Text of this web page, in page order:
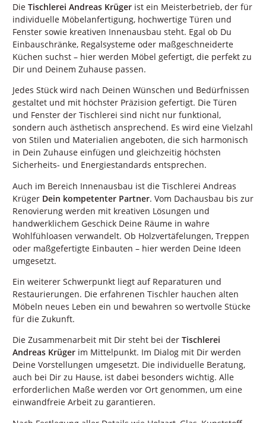
Die Tischlerei Andreas Krüger ist ein Meisterbetrieb, der für
individuelle Möbelanfertigung, hochwertige Türen und
Fenster sowie kreativen Innenausbau steht. Egal ob Du
Einbauschränke, Regalsysteme oder maßgeschneiderte
Küchen suchst – hier werden Möbel gefertigt, die perfekt zu
Dir und Deinem Zuhause passen.
Jedes Stück wird nach Deinen Wünschen und Bedürfnissen
gestaltet und mit höchster Präzision gefertigt. Die Türen
und Fenster der Tischlerei sind nicht nur funktional,
sondern auch ästhetisch ansprechend. Es wird eine Vielzahl
von Stilen und Materialien angeboten, die sich harmonisch
in Dein Zuhause einfügen und gleichzeitig höchsten
Sicherheits- und Energiestandards entsprechen.
Auch im Bereich Innenausbau ist die Tischlerei Andreas
Krüger Dein kompetenter Partner. Vom Dachausbau bis zur
Renovierung werden mit kreativen Lösungen und
handwerklichem Geschick Deine Räume in wahre
Wohlfühloasen verwandelt. Ob Holzvertäfelungen, Treppen
oder maßgefertigte Einbauten – hier werden Deine Ideen
umgesetzt.
Ein weiterer Schwerpunkt liegt auf Reparaturen und
Restaurierungen. Die erfahrenen Tischler hauchen alten
Möbeln neues Leben ein und bewahren so wertvolle Stücke
für die Zukunft.
Die Zusammenarbeit mit Dir steht bei der Tischlerei
Andreas Krüger im Mittelpunkt. Im Dialog mit Dir werden
Deine Vorstellungen umgesetzt. Die individuelle Beratung,
auch bei Dir zu Hause, ist dabei besonders wichtig. Alle
erforderlichen Maße werden vor Ort genommen, um eine
einwandfreie Arbeit zu garantieren.